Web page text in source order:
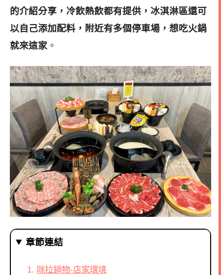
的介紹分享，冷飲熱飲都有提供，冰淇淋區還可
以自己添加配料，附近有多個停車場，想吃火鍋
就來這家 。
章節連結
咪拉鍋物-店家環境